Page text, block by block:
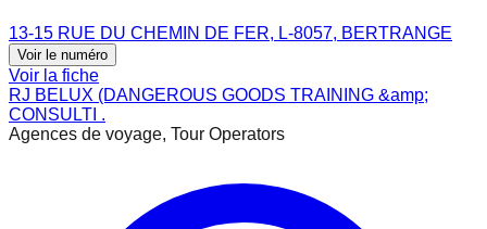
13-15 RUE DU CHEMIN DE FER, L-8057, BERTRANGE
Voir le numéro
Voir la fiche
RJ BELUX (DANGEROUS GOODS TRAINING &amp;
CONSULTI .
Agences de voyage, Tour Operators